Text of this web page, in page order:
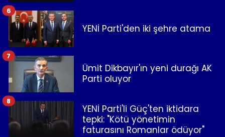
YENİ Parti'den iki şehre atama
6
Ümit Dikbayır'ın yeni durağı AK
Parti oluyor
7
YENİ Parti'li Güç'ten iktidara
tepki: "Kötü yönetimin
faturasını Romanlar ödüyor"
8